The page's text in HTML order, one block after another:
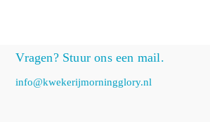
Vragen? Stuur ons een mail.
info@kwekerijmorningglory.nl